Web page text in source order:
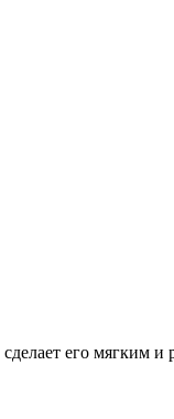
его